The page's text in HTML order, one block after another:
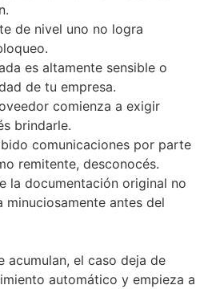
de nivel uno no logra
es altamente sensible o
de tu empresa.
comienza a exigir
brindarle.
comunicaciones por parte
remitente, desconocés.
la documentación original no
antes del
acumulan, el caso deja de
automático y empieza a